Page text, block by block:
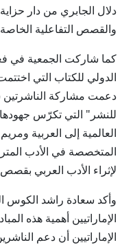
دلال الجابري من دار
والقصص التفاعلية
الدولي للكتاب التي
دعمت مشاركة
للنشر" التي تكرّس جهودها
العالمية إلى العربية
المتخصصة في الأدب
لإثراء الأدب العربي
وأكد سعادة راشد الكوس
الإماراتيين أهمية هذه
الإماراتيين أن دعم